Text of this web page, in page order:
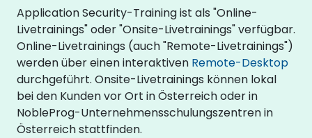
Application Security-Training ist als "Online-
Livetrainings" oder "Onsite-Livetrainings" verfügbar.
Online-Livetrainings (auch "Remote-Livetrainings")
werden über einen interaktiven Remote-Desktop
durchgeführt. Onsite-Livetrainings können lokal
bei den Kunden vor Ort in Österreich oder in
NobleProg-Unternehmensschulungszentren in
Österreich stattfinden.